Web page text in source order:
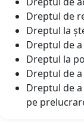
Dreptul de
Dreptul la
Dreptul de
Dreptul la
Dreptul de
Dreptul de
pe